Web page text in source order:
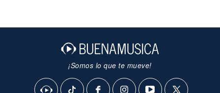
¡Somos lo que te mueve!